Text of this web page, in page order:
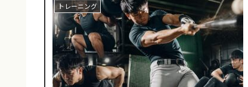
トレーニング